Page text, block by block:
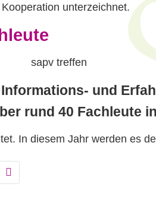
unterzeichnet.
und
rund 40 Fachleute
In diesem Jahr werden es